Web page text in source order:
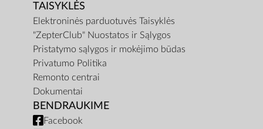
TAISYKLĖS
Elektroninės parduotuvės Taisyklės
"ZepterClub" Nuostatos ir Sąlygos
Pristatymo sąlygos ir mokėjimo būdas
Privatumo Politika
Remonto centrai
Dokumentai
BENDRAUKIME
Facebook